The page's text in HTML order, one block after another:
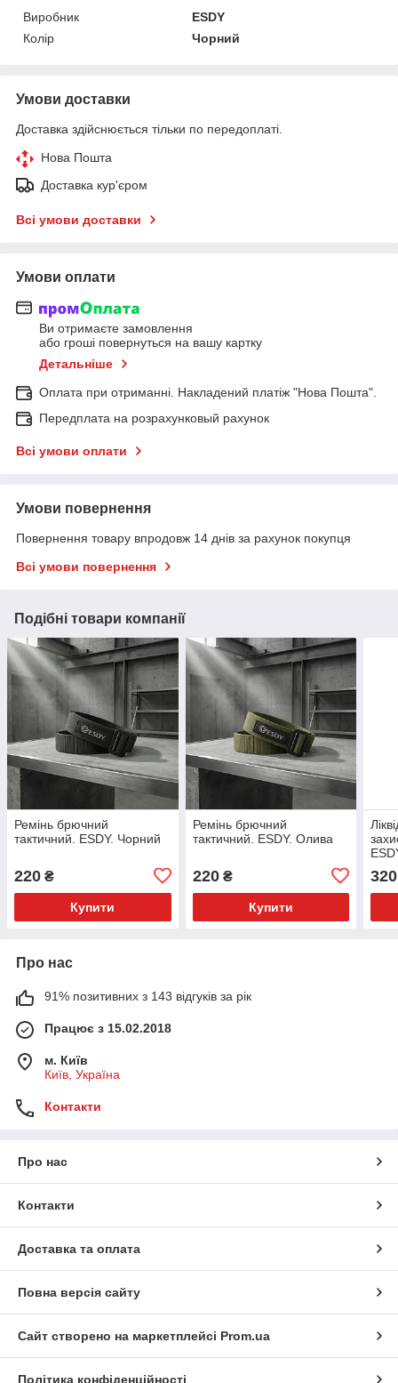
Виробник
ESDY
Колір
Чорний
Умови доставки
Доставка здійснюється тільки по передоплаті.
Нова Пошта
Доставка кур'єром
Всі умови доставки
Умови оплати
Ви отримаєте замовлення
або гроші повернуться на вашу картку
Детальніше
Оплата при отриманні. Накладений платіж "Нова Пошта".
Передплата на розрахунковый рахунок
Всі умови оплати
Умови повернення
Повернення товару впродовж 14 днів за рахунок покупця
Всі умови повернення
Подібні товари компанії
Ремінь брючний
тактичний. ESDY. Чорний
220 ₴
Купити
Ремінь брючний
тактичний. ESDY. Олива
220₴
Купити
320
Про нас
91% позитивних з 143 відгуків за рік
Працює з 15.02.2018
м. Київ
Київ, Україна
Контакти
Про нас
Контакти
Доставка та оплата
Повна версія сайту
Сайт створено на маркетплейсі Prom.ua
Політика конфіденційності